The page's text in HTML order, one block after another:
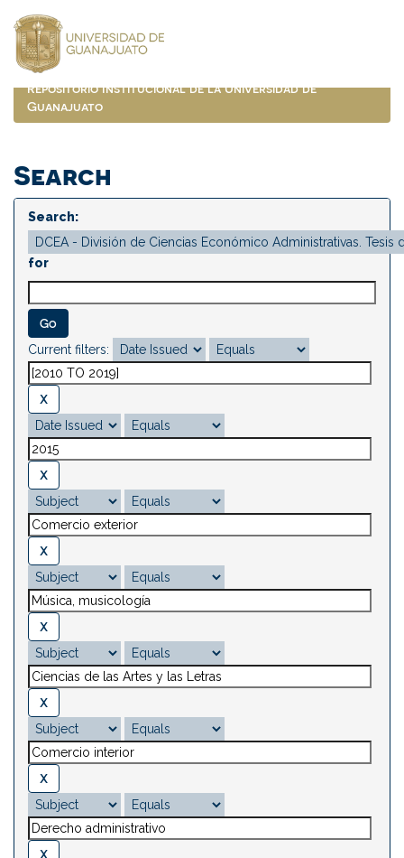
navigation
Repositorio Institucional de la Universidad de
Guanajuato
Search
Search:
for
Current filters: